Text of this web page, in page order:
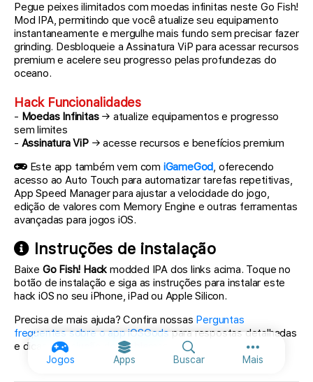
Jogos Apps Buscar MaisMais
Pegue peixes ilimitados com moedas infinitas neste Go Fish!
Mod IPA, permitindo que você atualize seu equipamento
instantaneamente e mergulhe mais fundo sem precisar fazer
grinding. Desbloqueie a Assinatura ViP para acessar recursos
premium e acelere seu progresso pelas profundezas do
oceano.
Hack Funcionalidades
- Moedas Infinitas→ atualize equipamentos e progresso
sem limites
- Assinatura ViP→ acesse recursos e benefícios premium
Este app também vem com iGameGod, oferecendo
acesso ao Auto Touch para automatizar tarefas repetitivas,
App Speed Manager para ajustar a velocidade do jogo,
edição de valores com Memory Engine e outras ferramentas
avançadas para jogos iOS.
Instruções de instalação
Baixe Go Fish! Hack modded IPA dos links acima. Toque no
botão de instalação e siga as instruções para instalar este
hack iOS no seu iPhone, iPad ou Apple Silicon.
Precisa de mais ajuda? Confira nossas Perguntas
frequentes sobre o app iOSGodspara respostas detalhadas
e dicas de solução de problemas.